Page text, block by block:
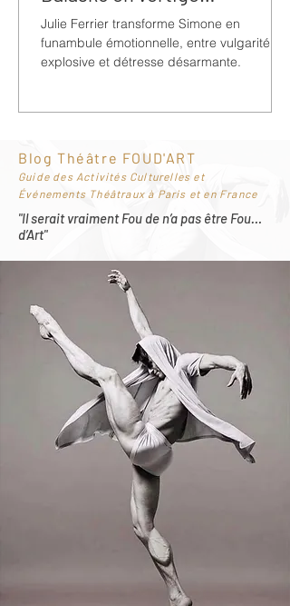
bouleversant
Julie Ferrier transforme Simone en
funambule émotionnelle, entre vulgarité
explosive et détresse désarmante.
Blog Théâtre FOUD'ART
Guide des Activités Culturelles et
Événements Théâtraux à Paris et en France
"Il serait vraiment Fou de n’a pas être Fou…
d’Art"